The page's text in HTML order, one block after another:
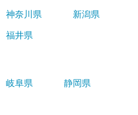
神奈川県
新潟県
福井県
岐阜県
静岡県